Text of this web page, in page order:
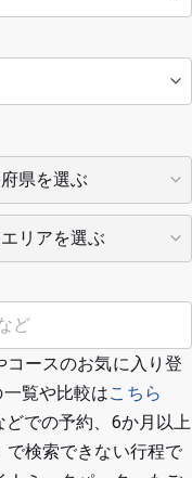
ースのお気に入り登
覧や比較はこちら
での予約、6か月以上
で検索できない行程で